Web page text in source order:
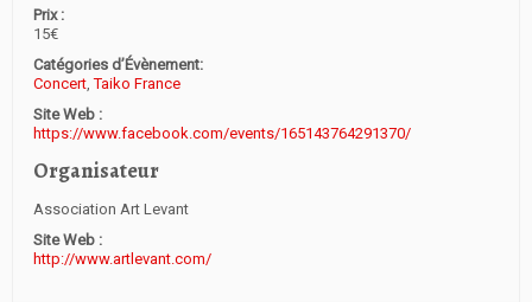
Prix :
15€
Catégories d’Évènement:
Concert,Taiko France
Site Web :
https://www.facebook.com/events/165143764291370/
Organisateur
Association Art Levant
Site Web :
http://www.artlevant.com/